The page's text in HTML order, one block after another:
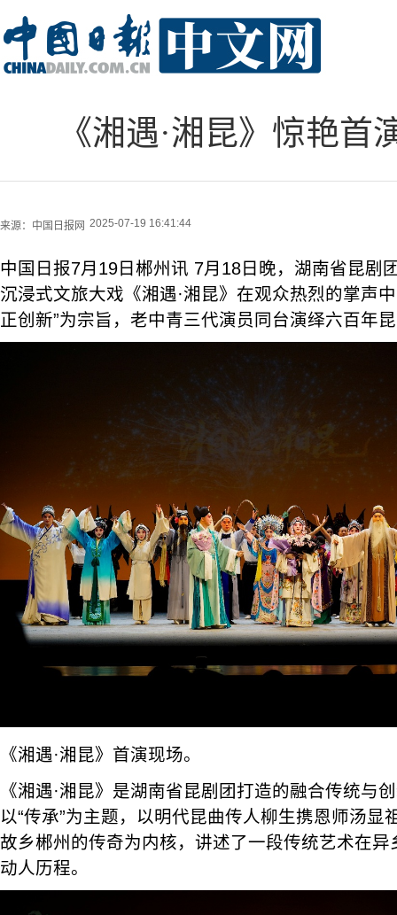
《湘遇·湘昆》惊艳
来源： 中国日报网 2025-07-19 16:41:44
中国日报7月19日郴州讯 7月18日晚，湖南省昆剧
沉浸式文旅大戏《湘遇·湘昆》在观众热烈的掌声
正创新”为宗旨，老中青三代演员同台演绎六百年
《湘遇·湘昆》首演现场。
《湘遇·湘昆》是湖南省昆剧团打造的融合传统与
以“传承”为主题，以明代昆曲传人柳生携恩师汤显
故乡郴州的传奇为内核，讲述了一段传统艺术在
动人历程。